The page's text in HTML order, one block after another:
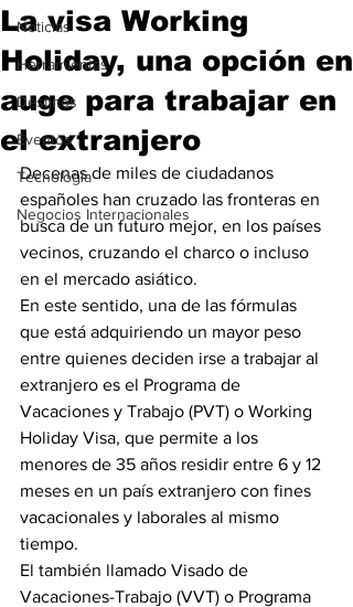
Noticias
Herramientas
Destinos
Eventos
Tecnología
Negocios Internacionales
La visa Working
Holiday, una opción en
auge para trabajar en
el extranjero
Decenas de miles de ciudadanos
españoles han cruzado las fronteras en
busca de un futuro mejor, en los países
vecinos, cruzando el charco o incluso
en el mercado asiático.
En este sentido, una de las fórmulas
que está adquiriendo un mayor peso
entre quienes deciden irse a trabajar al
extranjero es el Programa de
Vacaciones y Trabajo (PVT) o Working
Holiday Visa, que permite a los
menores de 35 años residir entre 6 y 12
meses en un país extranjero con fines
vacacionales y laborales al mismo
tiempo.
El también llamado Visado de
Vacaciones-Trabajo (VVT) o Programa